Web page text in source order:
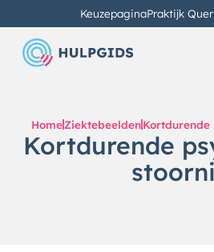
KeuzepaginaPraktijk
HomeZiektebeeldenKortdurende
Kortdurende